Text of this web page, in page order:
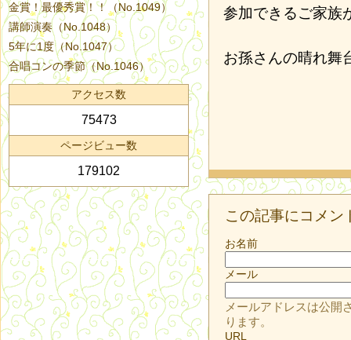
参加できるご家族
お孫さんの晴れ舞
この記事にコメン
お名前
メール
メールアドレスは公開
ります。
URL
金賞！最優秀賞！！（No.1049）
講師演奏（No.1048）
5年に1度（No.1047）
合唱コンの季節（No.1046）
アクセス数
75473
ページビュー数
179102